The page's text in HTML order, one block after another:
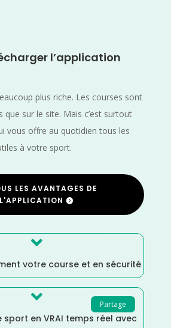
l’application
plus riche. Les courses sont
que sur le site. Mais c’est surtout
vous offre au quotidien tous les
à votre sport.
LES AVANTAGES DE
L'APPLICATION

votre course et en sécurité
Partage

sport en VRAI temps réel avec